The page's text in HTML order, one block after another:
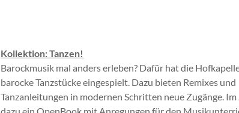
Kollektion: Tanzen!
Barockmusik mal anders erleben? Dafür hat die
barocke Tanzstücke eingespielt. Dazu bieten Remixes und
Tanzanleitungen in modernen Schritten neue Zugänge.